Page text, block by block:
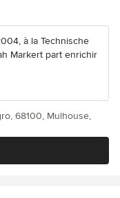
à la Technische
Markert part enrichir
68100, Mulhouse,